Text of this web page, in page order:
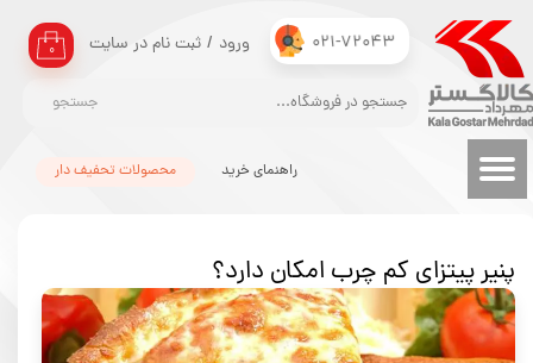
021-72043
جستجو
۰ ورود / ثبت نام در سایت
حساب کاربری من
تغییر گذر واژه
سفارشات
محصولات تحفیف دار راهنمای خرید
پنیر پیتزای کم چرب امکان دارد؟